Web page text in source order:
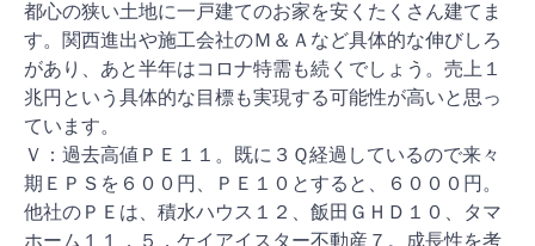
都心の狭い土地に一戸建てのお家を安くたくさん建てま
す。関西進出や施工会社のＭ＆Ａなど具体的な伸びしろ
があり、あと半年はコロナ特需も続くでしょう。売上１
兆円という具体的な目標も実現する可能性が高いと思っ
ています。
Ｖ：過去高値ＰＥ１１。既に３Ｑ経過しているので来々
期ＥＰＳを６００円、ＰＥ１０とすると、６０００円。
他社のＰＥは、積水ハウス１２、飯田ＧＨＤ１０、タマ
ホーム１１．５，ケイアイスター不動産７。成長性を考